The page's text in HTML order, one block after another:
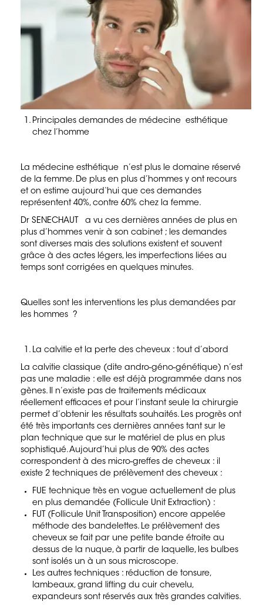
LES FILS SUSPENSEURS
Chirurgie Esthétique
LE LIFTING
LES PAUPIERES
LE NEZ
LES OREILLES DECOLLEES
Le pli naso genien
Tarifs
Coordonnées
Vidéos
Principales demandes de médecine esthétique
chez l’homme
La médecine esthétique n’est plus le domaine réservé
de la femme. De plus en plus d’hommes y ont recours
et on estime aujourd‘hui que ces demandes
représentent 40%, contre 60% chez la femme.
Dr SENECHAUT a vu ces dernières années de plus en
plus d’hommes venir à son cabinet ; les demandes
sont diverses mais des solutions existent et souvent
grâce à des actes légers, les imperfections liées au
temps sont corrigées en quelques minutes.
Quelles sont les interventions les plus demandées par
les hommes ?
La calvitie et la perte des cheveux : tout d’abord
La calvitie classique (dite andro-géno-génétique) n’est
pas une maladie : elle est déjà programmée dans nos
gènes. Il n’existe pas de traitements médicaux
réellement efficaces et pour l’instant seule la chirurgie
permet d’obtenir les résultats souhaités. Les progrès ont
été très importants ces dernières années tant sur le
plan technique que sur le matériel de plus en plus
sophistiqué. Aujourd’hui plus de 90% des actes
correspondent à des micro-greffes de cheveux : il
existe 2 techniques de prélèvement des cheveux :
FUE technique très en vogue actuellement de plus
en plus demandée ( Follicule Unit Extraction ) :
FUT (Follicule Unit Transposition) encore appelée
méthode des bandelettes. Le prélèvement des
cheveux se fait par une petite bande étroite au
dessus de la nuque, à partir de laquelle, les bulbes
sont isolés un à un sous microscope.
Les autres techniques : réduction de tonsure,
lambeaux, grand lifting du cuir chevelu,
expandeurs sont réservés aux très grandes calvities.